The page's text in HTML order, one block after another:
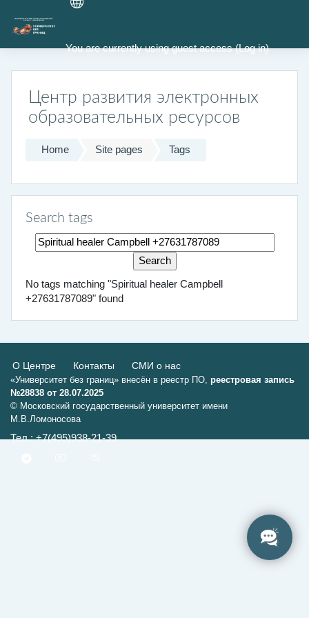
You are currently using guest access (Log in)
Skip to main content
Центр развития электронных
образовательных ресурсов
Home Site pages Tags
Search tags
Search tags
No tags matching "Spiritual healer Campbell
+27631787089" found
О Центре Контакты СМИ о нас
«Университет без границ» внесён в реестр ПО, реестровая запись
№28838 от 28.07.2025
© Московский государственный университет имени
М.В.Ломоносова
Тел.: +7(495)938-21-39